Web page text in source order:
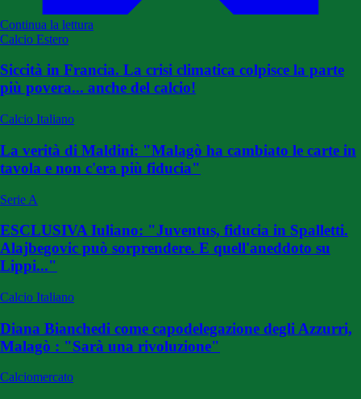
Continua la lettura
Calcio Estero
Siccità in Francia. La crisi climatica colpisce la parte
più povera... anche del calcio!
Calcio Italiano
La verità di Maldini: "Malagò ha cambiato le carte in
tavola e non c'era più fiducia"
Serie A
ESCLUSIVA Iuliano: "Juventus, fiducia in Spalletti.
Alajbegovic può sorprendere. E quell'aneddoto su
Lippi..."
Calcio Italiano
Diana Bianchedi come capodelegazione degli Azzurri,
Malagò : "Sarà una rivoluzione"
Calciomercato